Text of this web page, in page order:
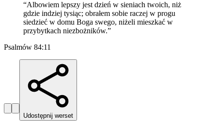
“Albowiem lepszy jest dzień w sieniach twoich, niż
gdzie indziej tysiąc; obrałem sobie raczej w progu
siedzieć w domu Boga swego, niżeli mieszkać w
przybytkach niezbożników.”
Psalmów 84:11
Udostępnij werset